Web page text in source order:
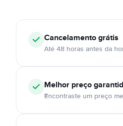
Cancelamentográtis
Até 48 horas antes da
Melhor preço
Encontraste um preço